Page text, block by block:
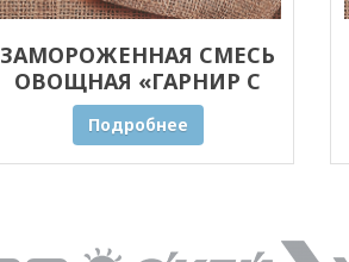
ЗАМОРОЖЕННАЯ СМЕСЬ
ОВОЩНАЯ «ГАРНИР С
ПРЯНЫМИ ТРАВАМИ» 30
КГ ОПТОМ
Подробнее